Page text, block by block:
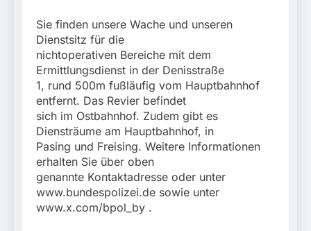
Sie finden unsere Wache und unseren
Dienstsitz für die
nichtoperativen Bereiche mit dem
Ermittlungsdienst in der Denisstraße
1, rund 500m fußläufig vom Hauptbahnhof
entfernt. Das Revier befindet
sich im Ostbahnhof. Zudem gibt es
Diensträume am Hauptbahnhof, in
Pasing und Freising. Weitere Informationen
erhalten Sie über oben
genannte Kontaktadresse oder unter
www.bundespolizei.de sowie unter
www.x.com/bpol_by .